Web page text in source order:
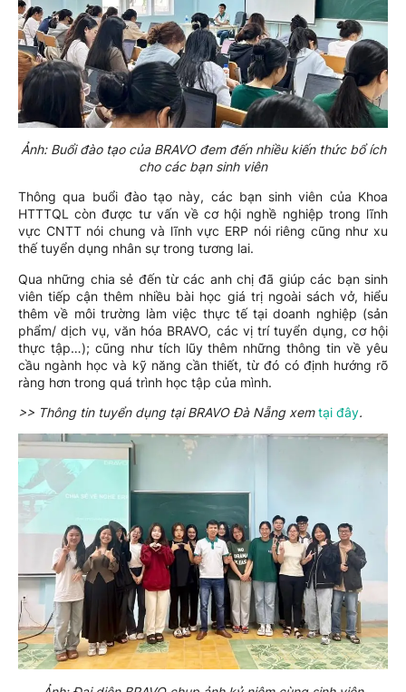
Ảnh: Buổi đào tạo của BRAVO đem đến nhiều kiến thức bổ ích
cho các bạn sinh viên
Thông qua buổi đào tạo này, các bạn sinh viên của Khoa
HTTTQL còn được tư vấn về cơ hội nghề nghiệp trong lĩnh
vực CNTT nói chung và lĩnh vực ERP nói riêng cũng như xu
thế tuyển dụng nhân sự trong tương lai.
Qua những chia sẻ đến từ các anh chị đã giúp các bạn sinh
viên tiếp cận thêm nhiều bài học giá trị ngoài sách vở, hiểu
thêm về môi trường làm việc thực tế tại doanh nghiệp (sản
phẩm/ dịch vụ, văn hóa BRAVO, các vị trí tuyển dụng, cơ hội
thực tập…); cũng như tích lũy thêm những thông tin về yêu
cầu ngành học và kỹ năng cần thiết, từ đó có định hướng rõ
ràng hơn trong quá trình học tập của mình.
>> Thông tin tuyển dụng tại BRAVO Đà Nẵng xemtại đây.